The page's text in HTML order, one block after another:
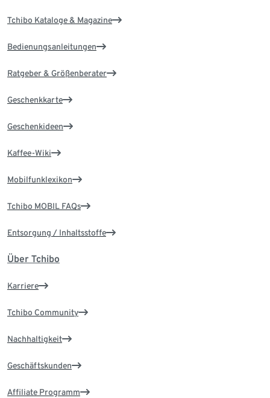
Tchibo Kataloge & Magazine
Bedienungsanleitungen
Ratgeber & Größenberater
Geschenkkarte
Geschenkideen
Kaffee-Wiki
Mobilfunklexikon
Tchibo MOBIL FAQs
Entsorgung / Inhaltsstoffe
Über Tchibo
Karriere
Tchibo Community
Nachhaltigkeit
Geschäftskunden
Affiliate Programm